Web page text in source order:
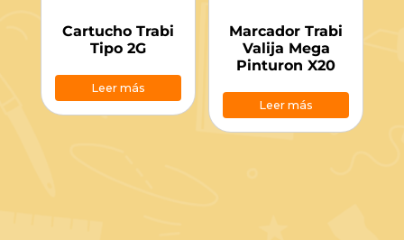
Cartucho Trabi
Tipo 2G
Leer más
Marcador Trabi
Valija Mega
Pinturon X20
Leer más